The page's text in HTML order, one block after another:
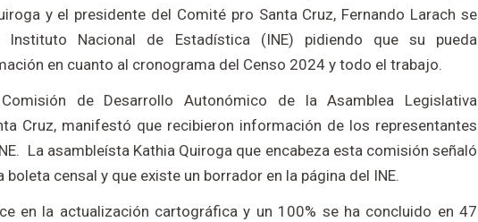
y el presidente del Comité pro Santa Cruz, Fernando Larach se
Instituto Nacional de Estadística (INE) pidiendo que su pueda
en cuanto al cronograma del Censo 2024 y todo el trabajo.
de Desarrollo Autonómico de la Asamblea Legislativa
Cruz, manifestó que recibieron información de los representantes
La asambleísta Kathia Quiroga que encabeza esta comisión señaló
boleta censal y que existe un borrador en la página del INE.
en la actualización cartográfica y un 100% se ha concluido en 47